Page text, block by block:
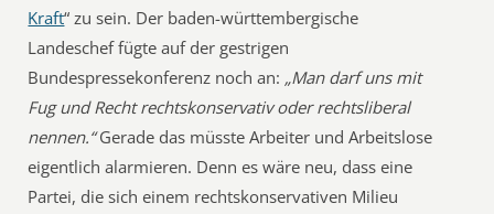
Kraft“ zu sein. Der baden-württembergische
Landeschef fügte auf der gestrigen
Bundespressekonferenz noch an: „Man darf uns mit
Fug und Recht rechtskonservativ oder rechtsliberal
nennen.“Gerade das müsste Arbeiter und Arbeitslose
eigentlich alarmieren. Denn es wäre neu, dass eine
Partei, die sich einem rechtskonservativen Milieu